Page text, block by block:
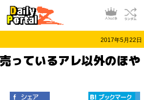
2017年5月22日
っているアレ以外のほや